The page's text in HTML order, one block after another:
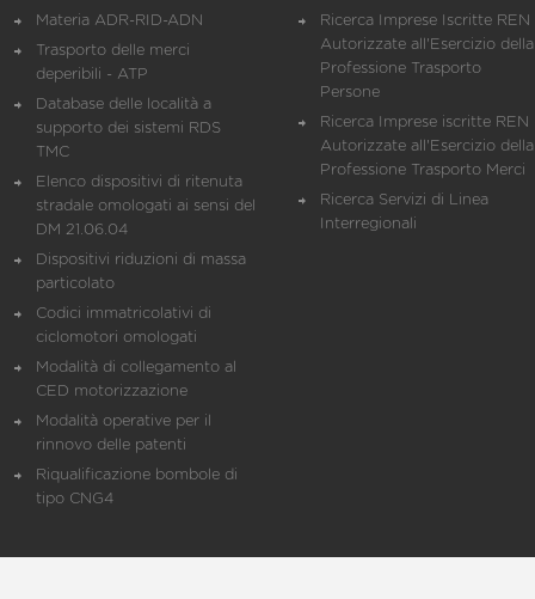
Materia ADR-RID-ADN
Trasporto delle merci
deperibili - ATP
Database delle località a
supporto dei sistemi RDS
TMC
Elenco dispositivi di ritenuta
stradale omologati ai sensi del
DM 21.06.04
Dispositivi riduzioni di massa
particolato
Codici immatricolativi di
ciclomotori omologati
Modalità di collegamento al
CED motorizzazione
Modalità operative per il
rinnovo delle patenti
Riqualificazione bombole di
tipo CNG4
Ricerca Imprese Iscritte REN
Autorizzate all'Esercizio della
Professione Trasporto
Persone
Ricerca Imprese iscritte REN
Autorizzate all'Esercizio della
Professione Trasporto Merci
Ricerca Servizi di Linea
Interregionali